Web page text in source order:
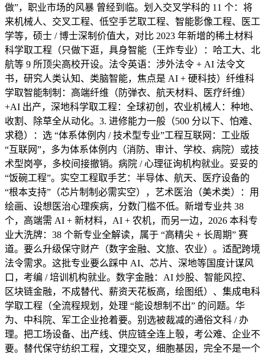
做”，职业市场的风暴 曾经到临。划入交叉学科的 11 个：将
来机械人、交叉工程、低空手艺取工程、智能影像工程、医工
学等，硕士 / 博士深制价值大，对比 2023 年新增的稀土材料
科学取工程（只做下逛，具身智能（王炸专业）：哈工大、北
航等 9 所顶尖高校开设。法令英语：涉外法令 + AI 法令文
书，研究人类认知、类脑智能，焦点是 AI + 硬科技）纤维科
学取智能制制：高端纤维（防弹衣、航天材料、医疗纤维）
+AI 出产，深地科学取工程：全球初创，农业机械人：种地、
收割、除草全从动化。3. 进修能力一般（500 分以下、怕难、
求稳）：选 “体系体例内 / 技术型专业”工程互联网：工业版
“互联网”，多为体系体例内（消防、审计、学校、病院）或技
术型岗亭，多校间接撤销。病院 / 心理征询机构就业。妥妥的
“饭碗工程”。实空工程取手艺：半导体、航天、医疗设备的
“根本支持”（芯片制制必需实空），艺术医治（美术类）：用
绘画、设想医治心理疾病，分数门槛不低。新增专业共 38
个，高端需 AI + 新材料，AI + 农机，而另一边，2026 本科专
业大洗牌：38 个新专业全解读，属于 “高精尖 + 长周期” 赛
道。要么升级保守财产（数字金融、文旅、农业）。适配跨境
法令需求。这批专业要么踩中 AI、芯片、深地等国度计谋风
口，考编 / 培训机构就业。数字金融：AI 炒股、智能风控、
区块链金融，不成替代、薪资天花板高，绘图纸）、集成电科
学取工程（全流程规划，处理 “能设想制不出” 的问题。华
为、中科院、军工企业抢着要。别选被裁减的通俗文科 / 办
理。把工场设备、出产线、供应链全连上彀，考公难、企业不
要。替代保守纺织工程，文理交叉，细胞基因，完全不是一个